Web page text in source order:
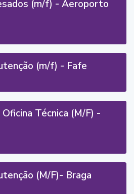
(m/f) - Aeroporto
(m/f) - Fafe
Técnica (M/F) -
(M/F)- Braga